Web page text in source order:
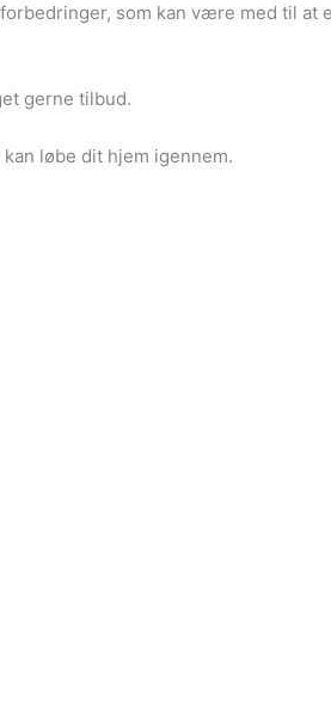
som kan være med til
gerne tilbud.
løbe dit hjem igennem.